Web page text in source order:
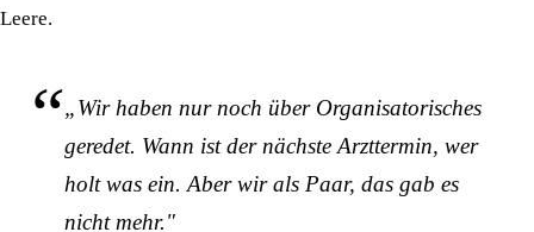
Leere.
„Wir haben nur noch über Organisatorisches
geredet. Wann ist der nächste Arzttermin, wer
holt was ein. Aber wir als Paar, das gab es
nicht mehr."